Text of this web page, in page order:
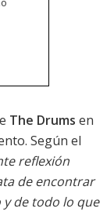
The Drums en
. Según el
reflexión
de encontrar
de todo lo que